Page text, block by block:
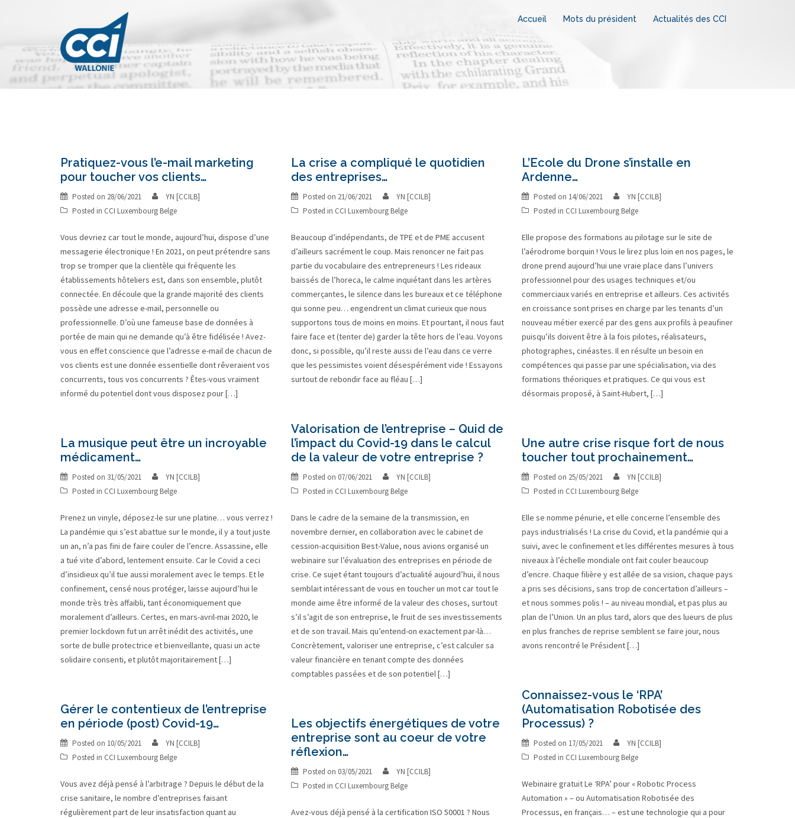
Accueil Mots du président Actualités des CCI
Pratiquez-vous l’e-mail marketing
pour toucher vos clients…
Posted on 28/06/2021
YN [CCILB]
Posted in CCI Luxembourg Belge
Vous devriez car tout le monde, aujourd’hui, dispose d’une
messagerie électronique ! En 2021, on peut prétendre sans
trop se tromper que la clientèle qui fréquente les
établissements hôteliers est, dans son ensemble, plutôt
connectée. En découle que la grande majorité des clients
possède une adresse e-mail, personnelle ou
professionnelle. D’où une fameuse base de données à
portée de main qui ne demande qu’à être fidélisée ! Avez-
vous en effet conscience que l’adresse e-mail de chacun de
vos clients est une donnée essentielle dont rêveraient vos
concurrents, tous vos concurrents ? Êtes-vous vraiment
informé du potentiel dont vous disposez pour […]
La crise a compliqué le quotidien
des entreprises…
Posted on 21/06/2021
YN [CCILB]
Posted in CCI Luxembourg Belge
Beaucoup d’indépendants, de TPE et de PME accusent
d’ailleurs sacrément le coup. Mais renoncer ne fait pas
partie du vocabulaire des entrepreneurs ! Les rideaux
baissés de l’horeca, le calme inquiétant dans les artères
commerçantes, le silence dans les bureaux et ce téléphone
qui sonne peu… engendrent un climat curieux que nous
supportons tous de moins en moins. Et pourtant, il nous faut
faire face et (tenter de) garder la tête hors de l’eau. Voyons
donc, si possible, qu’il reste aussi de l’eau dans ce verre
que les pessimistes voient désespérément vide ! Essayons
surtout de rebondir face au fléau […]
L’Ecole du Drone s’installe en
Ardenne…
Posted on 14/06/2021
YN [CCILB]
Posted in CCI Luxembourg Belge
Elle propose des formations au pilotage sur le site de
l’aérodrome borquin ! Vous le lirez plus loin en nos pages, le
drone prend aujourd’hui une vraie place dans l’univers
professionnel pour des usages techniques et/ou
commerciaux variés en entreprise et ailleurs. Ces activités
en croissance sont prises en charge par les tenants d’un
nouveau métier exercé par des gens aux profils à peaufiner
puisqu’ils doivent être à la fois pilotes, réalisateurs,
photographes, cinéastes. Il en résulte un besoin en
compétences qui passe par une spécialisation, via des
formations théoriques et pratiques. Ce qui vous est
désormais proposé, à Saint-Hubert, […]
Valorisation de l’entreprise – Quid de
l’impact du Covid-19 dans le calcul
de la valeur de votre entreprise ?
Posted on 07/06/2021
YN [CCILB]
Posted in CCI Luxembourg Belge
Dans le cadre de la semaine de la transmission, en
novembre dernier, en collaboration avec le cabinet de
cession-acquisition Best-Value, nous avions organisé un
webinaire sur l’évaluation des entreprises en période de
crise. Ce sujet étant toujours d’actualité aujourd’hui, il nous
semblait intéressant de vous en toucher un mot car tout le
monde aime être informé de la valeur des choses, surtout
s’il s’agit de son entreprise, le fruit de ses investissements
et de son travail. Mais qu’entend-on exactement par-là…
Concrètement, valoriser une entreprise, c’est calculer sa
valeur financière en tenant compte des données
comptables passées et de son potentiel […]
La musique peut être un incroyable
médicament…
Posted on 31/05/2021
YN [CCILB]
Posted in CCI Luxembourg Belge
Prenez un vinyle, déposez-le sur une platine… vous verrez !
La pandémie qui s’est abattue sur le monde, il y a tout juste
un an, n’a pas fini de faire couler de l’encre. Assassine, elle
a tué vite d’abord, lentement ensuite. Car le Covid a ceci
d’insidieux qu’il tue aussi moralement avec le temps. Et le
confinement, censé nous protéger, laisse aujourd’hui le
monde très très affaibli, tant économiquement que
moralement d’ailleurs. Certes, en mars-avril-mai 2020, le
premier lockdown fut un arrêt inédit des activités, une
sorte de bulle protectrice et bienveillante, quasi un acte
solidaire consenti, et plutôt majoritairement […]
Une autre crise risque fort de nous
toucher tout prochainement…
Posted on 25/05/2021
YN [CCILB]
Posted in CCI Luxembourg Belge
Elle se nomme pénurie, et elle concerne l’ensemble des
pays industrialisés ! La crise du Covid, et la pandémie qui a
suivi, avec le confinement et les différentes mesures à tous
niveaux à l’échelle mondiale ont fait couler beaucoup
d’encre. Chaque filière y est allée de sa vision, chaque pays
a pris ses décisions, sans trop de concertation d’ailleurs –
et nous sommes polis ! – au niveau mondial, et pas plus au
plan de l’Union. Un an plus tard, alors que des lueurs de plus
en plus franches de reprise semblent se faire jour, nous
avons rencontré le Président […]
Connaissez-vous le ‘RPA’
(Automatisation Robotisée des
Processus) ?
Posted on 17/05/2021
YN [CCILB]
Posted in CCI Luxembourg Belge
Webinaire gratuit Le ‘RPA’ pour « Robotic Process
Automation » – ou Automatisation Robotisée des
Processus, en français… – est une technologie qui a pour
Gérer le contentieux de l’entreprise
en période (post) Covid-19…
Posted on 10/05/2021
YN [CCILB]
Posted in CCI Luxembourg Belge
Vous avez déjà pensé à l’arbitrage ? Depuis le début de la
crise sanitaire, le nombre d’entreprises faisant
régulièrement part de leur insatisfaction quant au
Les objectifs énergétiques de votre
entreprise sont au coeur de votre
réflexion…
Posted on 03/05/2021
YN [CCILB]
Posted in CCI Luxembourg Belge
Avez-vous déjà pensé à la certification ISO 50001 ? Nous